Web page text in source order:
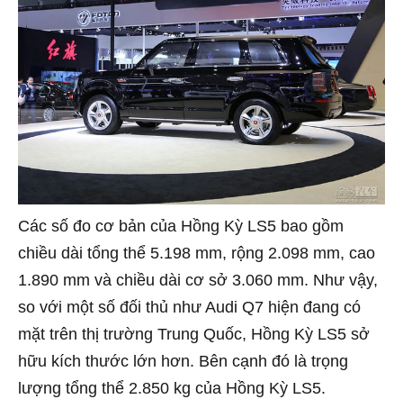
Các số đo cơ bản của Hồng Kỳ LS5 bao gồm
chiều dài tổng thể 5.198 mm, rộng 2.098 mm, cao
1.890 mm và chiều dài cơ sở 3.060 mm. Như vậy,
so với một số đối thủ như Audi Q7 hiện đang có
mặt trên thị trường Trung Quốc, Hồng Kỳ LS5 sở
hữu kích thước lớn hơn. Bên cạnh đó là trọng
lượng tổng thể 2.850 kg của Hồng Kỳ LS5.